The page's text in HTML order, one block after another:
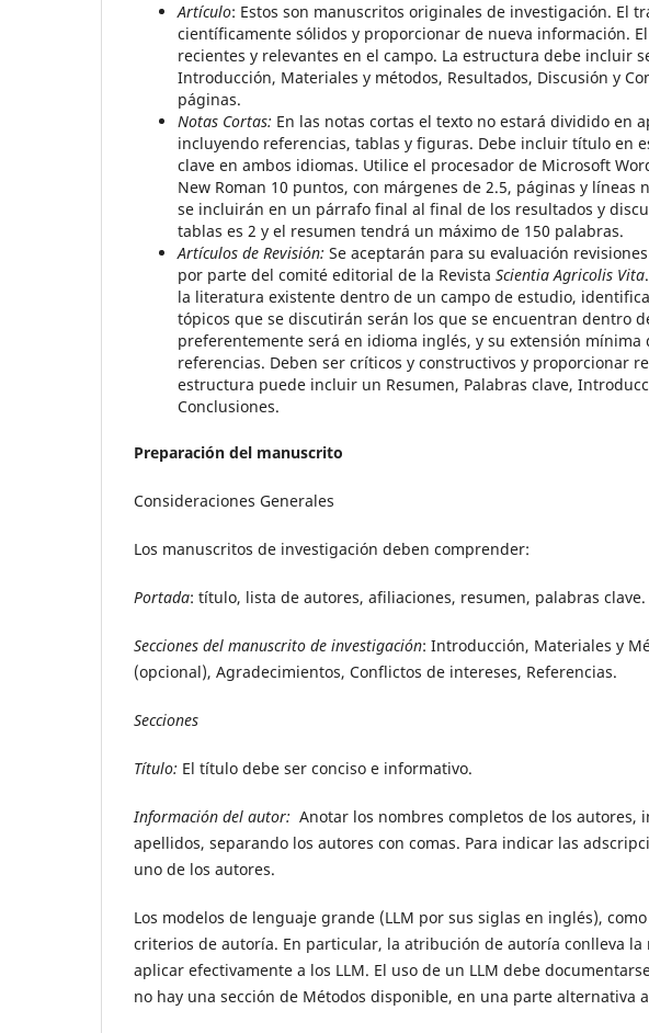
Artículo: Estos son manuscritos originales de investigación. El
científicamente sólidos y proporcionar de nueva información.
recientes y relevantes en el campo. La estructura debe incluir
Introducción, Materiales y métodos, Resultados, Discusión y
páginas.
Notas Cortas: En las notas cortas el texto no estará dividido en
incluyendo referencias, tablas y figuras. Debe incluir título en
clave en ambos idiomas. Utilice el procesador de Microsoft
New Roman 10 puntos, con márgenes de 2.5, páginas y
se incluirán en un párrafo final al final de los resultados y
tablas es 2 y el resumen tendrá un máximo de 150 palabras.
Artículos de Revisión: Se aceptarán para su evaluación
por parte del comité editorial de la Revista Scientia Agricolis Vita
la literatura existente dentro de un campo de estudio,
tópicos que se discutirán serán los que se encuentran dentro
preferentemente será en idioma inglés, y su extensión
referencias. Deben ser críticos y constructivos y proporcionar
estructura puede incluir un Resumen, Palabras clave,
Conclusiones.
Preparación del manuscrito
Consideraciones Generales
Los manuscritos de investigación deben comprender:
Portada: título, lista de autores, afiliaciones, resumen, palabras clave.
Secciones del manuscrito de investigación: Introducción, Materiales y
(opcional), Agradecimientos, Conflictos de intereses, Referencias.
Secciones
Título: El título debe ser conciso e informativo.
Información del autor: Anotar los nombres completos de los autores,
apellidos, separando los autores con comas. Para indicar las
uno de los autores.
Los modelos de lenguaje grande (LLM por sus siglas en inglés),
criterios de autoría. En particular, la atribución de autoría conlleva
aplicar efectivamente a los LLM. El uso de un LLM debe
no hay una sección de Métodos disponible, en una parte alternativa